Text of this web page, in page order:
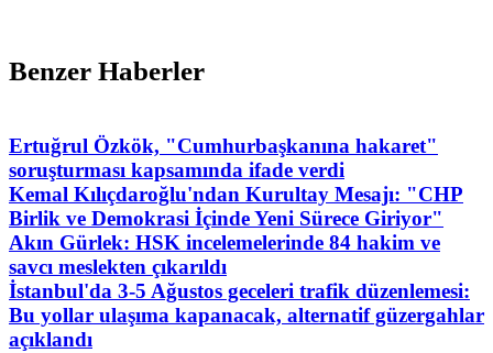
Benzer Haberler
Ertuğrul Özkök, "Cumhurbaşkanına hakaret"
soruşturması kapsamında ifade verdi
Kemal Kılıçdaroğlu'ndan Kurultay Mesajı: "CHP
Birlik ve Demokrasi İçinde Yeni Sürece Giriyor"
Akın Gürlek: HSK incelemelerinde 84 hakim ve
savcı meslekten çıkarıldı
İstanbul'da 3-5 Ağustos geceleri trafik düzenlemesi:
Bu yollar ulaşıma kapanacak, alternatif güzergahlar
açıklandı